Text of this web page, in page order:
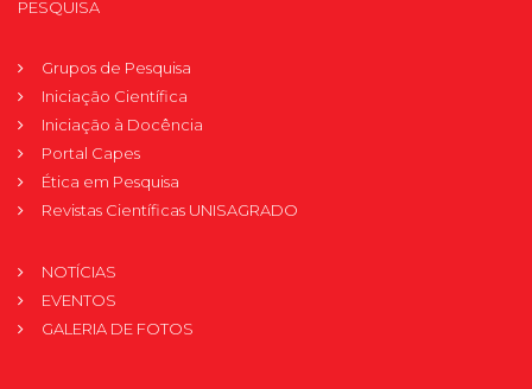
PESQUISA
Grupos de Pesquisa
Iniciação Científica
Iniciação à Docência
Portal Capes
Ética em Pesquisa
Revistas Científicas UNISAGRADO
NOTÍCIAS
EVENTOS
GALERIA DE FOTOS